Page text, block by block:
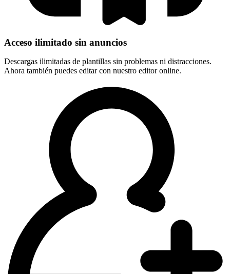
Acceso ilimitado sin anuncios
Descargas ilimitadas de plantillas sin problemas ni distracciones.
Ahora también puedes editar con nuestro editor online.